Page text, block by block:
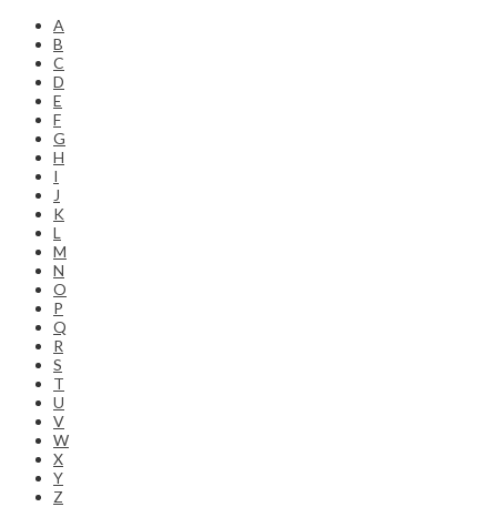
A
B
C
D
E
F
G
H
I
J
K
L
M
N
O
P
Q
R
S
T
U
V
W
X
Y
Z